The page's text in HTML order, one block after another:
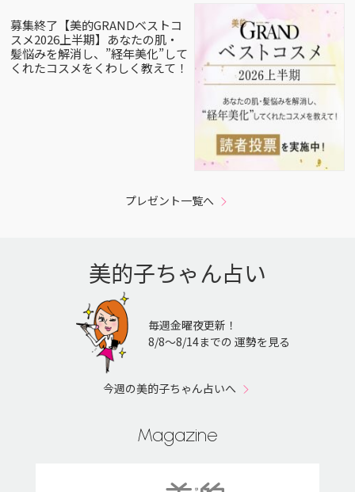
募集終了【美的GRANDベストコ
スメ2026上半期】あなたの肌・
髪悩みを解消し、”経年美化”して
くれたコスメをくわしく教えて！
プレゼント一覧へ
美的子ちゃん占い
毎週金曜夜更新！
8/8〜8/14までの 運勢を見る
今週の美的子ちゃん占いへ
Magazine